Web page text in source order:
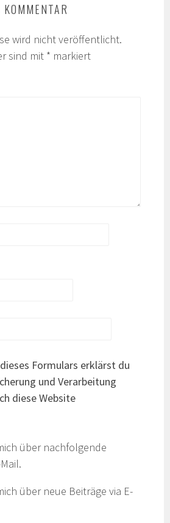
wird nicht veröffentlicht.
sind mit * markiert
Formulars erklärst du
und Verarbeitung
diese Website
über nachfolgende
über neue Beiträge via E-